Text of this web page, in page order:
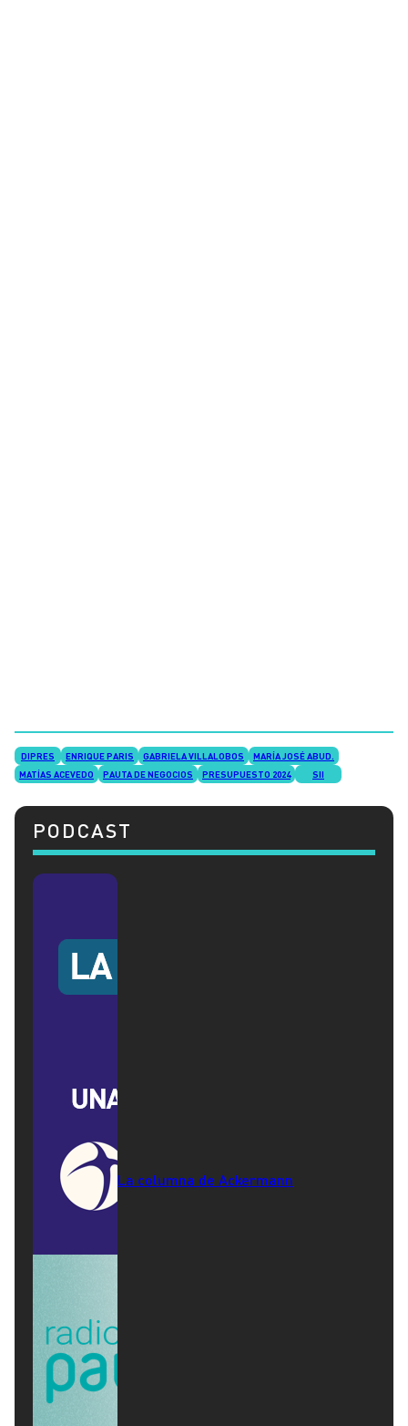
DIPRES ENRIQUE PARIS GABRIELA VILLALOBOS
MARÍA JOSÉ ABUD.
MATÍAS ACEVEDO
PAUTA DE NEGOCIOS PRESUPUESTO 2024 SII
PODCAST
La columna de Ackermann